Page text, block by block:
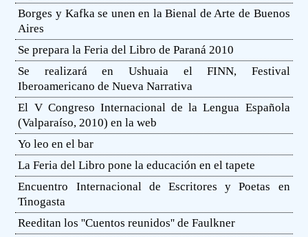
Borges y Kafka se unen en la Bienal de Arte de Buenos
Aires
Se prepara la Feria del Libro de Paraná 2010
Se realizará en Ushuaia el FINN, Festival
Iberoamericano de Nueva Narrativa
El V Congreso Internacional de la Lengua Española
(Valparaíso, 2010) en la web
Yo leo en el bar
La Feria del Libro pone la educación en el tapete
Encuentro Internacional de Escritores y Poetas en
Tinogasta
Reeditan los ''Cuentos reunidos'' de Faulkner